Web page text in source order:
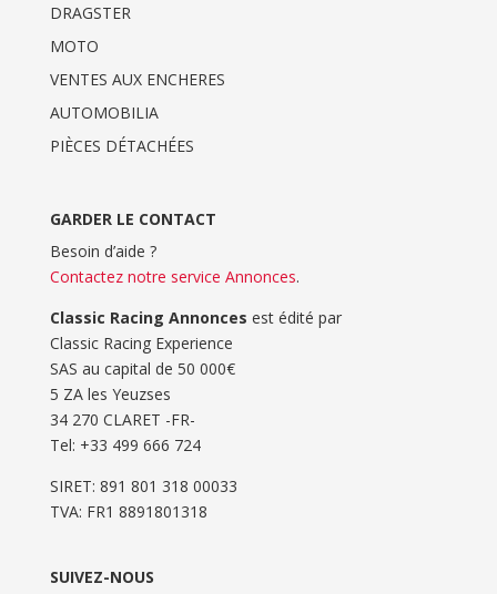
DRAGSTER
MOTO
VENTES AUX ENCHERES
AUTOMOBILIA
PIÈCES DÉTACHÉES
GARDER LE CONTACT
Besoin d’aide ?
Contactez notre service Annonces.
Classic Racing Annonces est édité par
Classic Racing Experience
SAS au capital de 50 000€
5 ZA les Yeuzses
34 270 CLARET -FR-
Tel: ‭+33 499 666 724‬
SIRET: 891 801 318 00033
TVA: FR1 8891801318
SUIVEZ-NOUS